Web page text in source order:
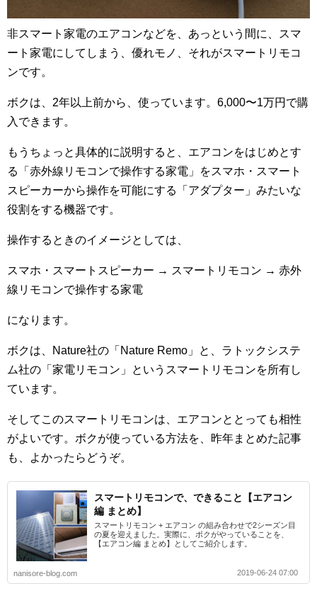
非スマート家電のエアコンなどを、あっという間に、スマ
ート家電にしてしまう、優れモノ、それがスマートリモコ
ンです。
ボクは、2年以上前から、使っています。6,000〜1万円で購
入できます。
もうちょっと具体的に説明すると、エアコンをはじめとす
る「赤外線リモコンで操作する家電」をスマホ・スマート
スピーカーから操作を可能にする「アダプター」みたいな
役割をする機器です。
操作するときのイメージとしては、
スマホ・スマートスピーカー → スマートリモコン → 赤外
線リモコンで操作する家電
になります。
ボクは、Nature社の「Nature Remo」と、ラトックシステ
ム社の「家電リモコン」というスマートリモコンを所有し
ています。
そしてこのスマートリモコンは、エアコンととっても相性
がよいです。ボクが使っている方法を、昨年まとめた記事
も、よかったらどうぞ。
スマートリモコンで、できること【エアコン
編 まとめ】
スマートリモコン + エアコン の組み合わせで2シーズン目
の夏を迎えました。実際に、ボクがやっていることを、
【エアコン編 まとめ】としてご紹介します。
nanisore-blog.com 2019-06-24 07:00